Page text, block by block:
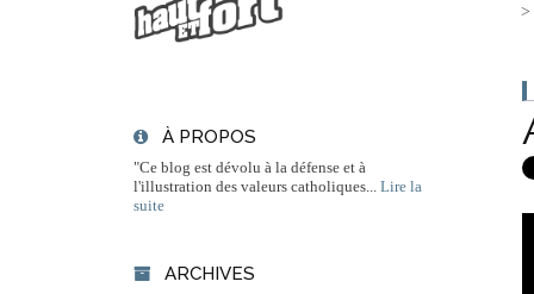
À PROPOS
"Ce blog est dévolu à la défense et à
l'illustration des valeurs catholiques...
Lire la
suite
ARCHIVES